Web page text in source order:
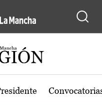
de Castilla-La